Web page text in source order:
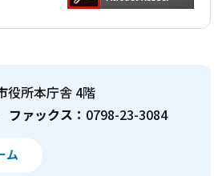
役所本庁舎 4階
ファックス： 0798-23-3084
ム